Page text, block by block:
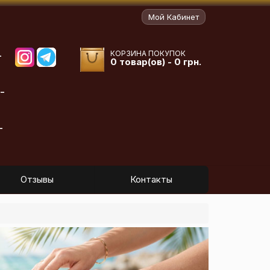
Мой Кабинет
КОРЗИНА ПОКУПОК
0 товар(ов) - 0 грн.
Отзывы Контакты